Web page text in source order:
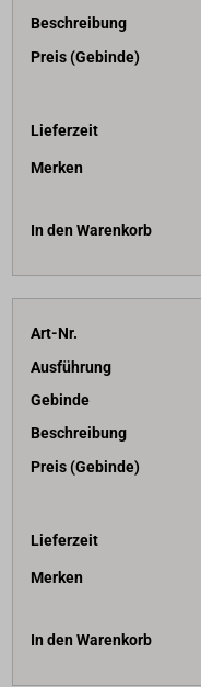
Beschreibung
Preis (Gebinde)
Lieferzeit
Merken
In den Warenkorb
Art-Nr.
Ausführung
Gebinde
Beschreibung
Preis (Gebinde)
Lieferzeit
Merken
In den Warenkorb